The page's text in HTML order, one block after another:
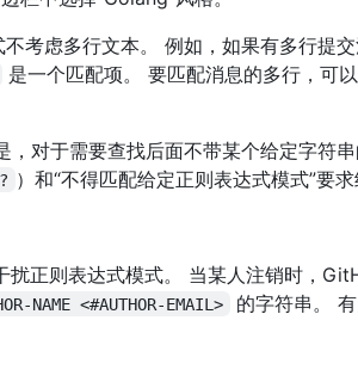
考虑多行文本。 例如，如果有多行提
是一个匹配项。 要匹配消息的多行，可
，对于需要查找后面不带某个给定字符
? ）和“不得匹配给定正则表达式模式”要求
扰正则表达式模式。 当某人注销时，
NAME <#AUTHOR-EMAIL>
的字符串。